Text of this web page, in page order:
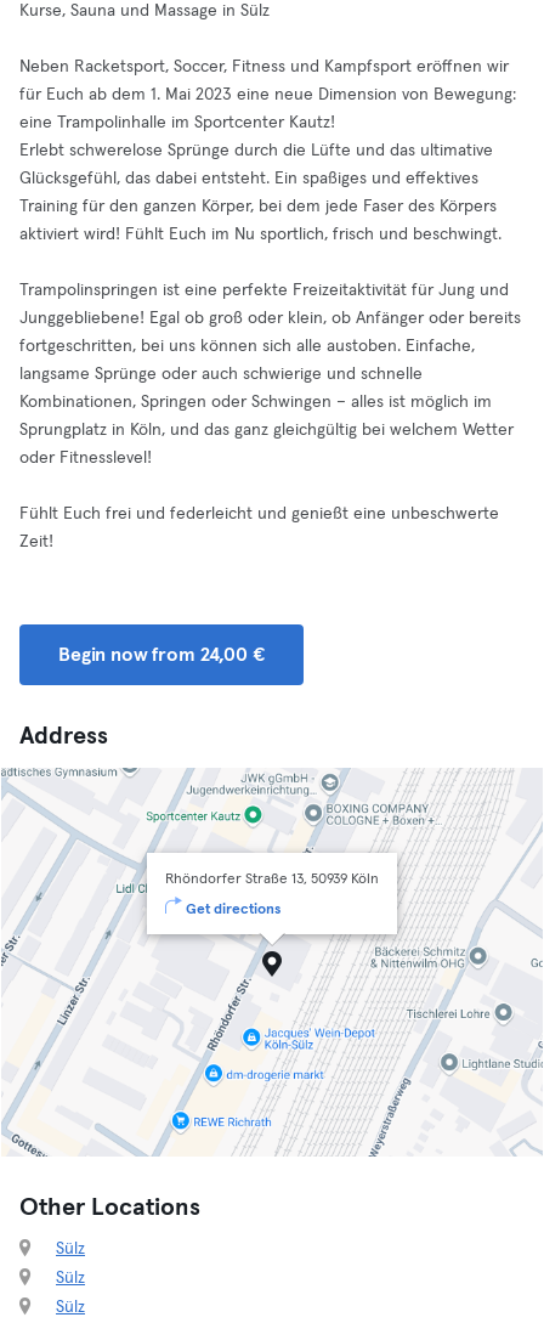
Kurse, Sauna und Massage in Sülz
Neben Racketsport, Soccer, Fitness und Kampfsport eröffnen wir
für Euch ab dem 1. Mai 2023 eine neue Dimension von Bewegung:
eine Trampolinhalle im Sportcenter Kautz!
Erlebt schwerelose Sprünge durch die Lüfte und das ultimative
Glücksgefühl, das dabei entsteht. Ein spaßiges und effektives
Training für den ganzen Körper, bei dem jede Faser des Körpers
aktiviert wird! Fühlt Euch im Nu sportlich, frisch und beschwingt.
Trampolinspringen ist eine perfekte Freizeitaktivität für Jung und
Junggebliebene! Egal ob groß oder klein, ob Anfänger oder bereits
fortgeschritten, bei uns können sich alle austoben. Einfache,
langsame Sprünge oder auch schwierige und schnelle
Kombinationen, Springen oder Schwingen – alles ist möglich im
Sprungplatz in Köln, und das ganz gleichgültig bei welchem Wetter
oder Fitnesslevel!
Fühlt Euch frei und federleicht und genießt eine unbeschwerte
Zeit!
Begin now from 24,00 €
Address
Rhöndorfer Straße 13, 50939 Köln
Get directions
Other Locations
Sülz
Sülz
Sülz